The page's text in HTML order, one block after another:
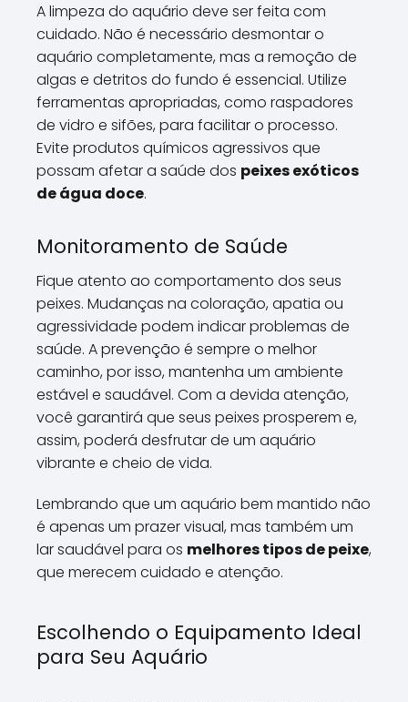
A limpeza do aquário deve ser feita com
cuidado. Não é necessário desmontar o
aquário completamente, mas a remoção de
algas e detritos do fundo é essencial. Utilize
ferramentas apropriadas, como raspadores
de vidro e sifões, para facilitar o processo.
Evite produtos químicos agressivos que
possam afetar a saúde dos peixes exóticos
de água doce.
Monitoramento de Saúde
Fique atento ao comportamento dos seus
peixes. Mudanças na coloração, apatia ou
agressividade podem indicar problemas de
saúde. A prevenção é sempre o melhor
caminho, por isso, mantenha um ambiente
estável e saudável. Com a devida atenção,
você garantirá que seus peixes prosperem e,
assim, poderá desfrutar de um aquário
vibrante e cheio de vida.
Lembrando que um aquário bem mantido não
é apenas um prazer visual, mas também um
lar saudável para os melhores tipos de peixe,
que merecem cuidado e atenção.
Escolhendo o Equipamento Ideal
para Seu Aquário